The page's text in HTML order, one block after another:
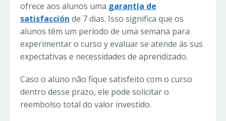
ofrece aos alunos uma garantía de
satisfacción de 7 dias. Isso significa que os
alunos têm um período de uma semana para
experimentar o curso y evaluar se atende às sus
expectativas e necessidades de aprendizado.
Caso o aluno não fique satisfeito com o curso
dentro desse prazo, ele pode solicitar o
reembolso total do valor investido.